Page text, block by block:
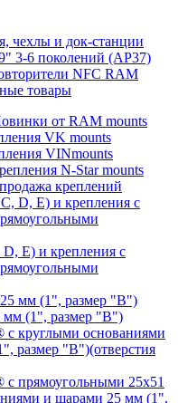
чехлы и док-станции
3-6 поколений (AP37)
NFC RAM
товары
от RAM mounts
VK mounts
VINmounts
N-Star mounts
креплений
E) и крепления с
мм (1", размер "B")
круглыми основаниями
размер "B")(отверстия
прямоугольными 25х51
и шарами 25 мм (1",